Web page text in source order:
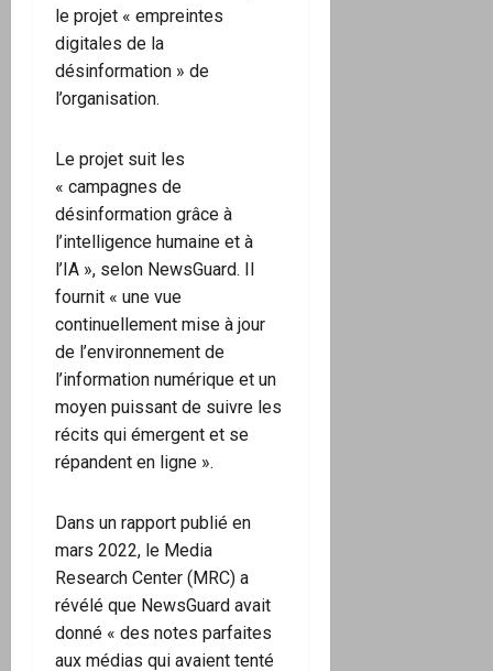
le projet « empreintes
digitales de la
désinformation » de
l’organisation.
Le projet suit les
« campagnes de
désinformation grâce à
l’intelligence humaine et à
l’IA », selon NewsGuard. Il
fournit « une vue
continuellement mise à jour
de l’environnement de
l’information numérique et un
moyen puissant de suivre les
récits qui émergent et se
répandent en ligne ».
Dans un rapport publié en
mars 2022, le Media
Research Center (MRC) a
révélé que NewsGuard avait
donné « des notes parfaites
aux médias qui avaient tenté